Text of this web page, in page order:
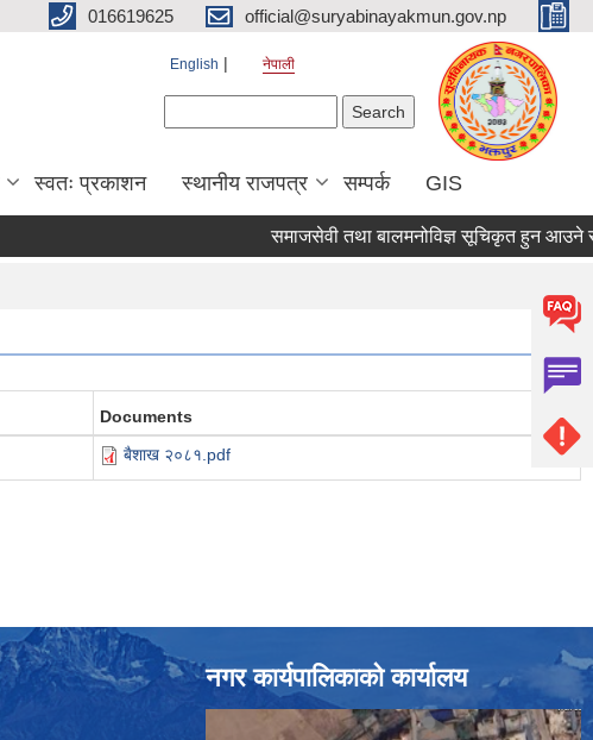
016619625 official@suryabinayakmun.gov.np
English नेपाली
स्वतः प्रकाशन स्थानीय राजपत्र सम्पर्क GIS
समाजसेवी तथा बालमनोविज्ञ सूचिकृत हुन आउने
Documents
बैशाख २०८१.pdf
नगर कार्यपालिकाको कार्यालय